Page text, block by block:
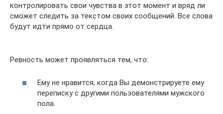
контролировать свои чувства в этот момент и вряд ли
сможет следить за текстом своих сообщений. Все слова
будут идти прямо от сердца.
Ревность может проявляться тем, что:
Ему не нравится, когда Вы демонстрируете ему
переписку с другими пользователями мужского
пола.